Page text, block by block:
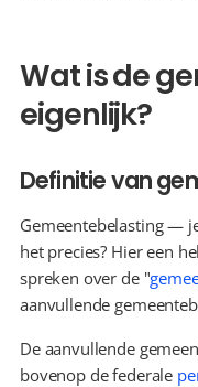
Wat is de
eigenlijk?
Definitie van
Gemeentebelasting —
het precies? Hier een
spreken over de "
aanvullende
De aanvullende
bovenop de federale